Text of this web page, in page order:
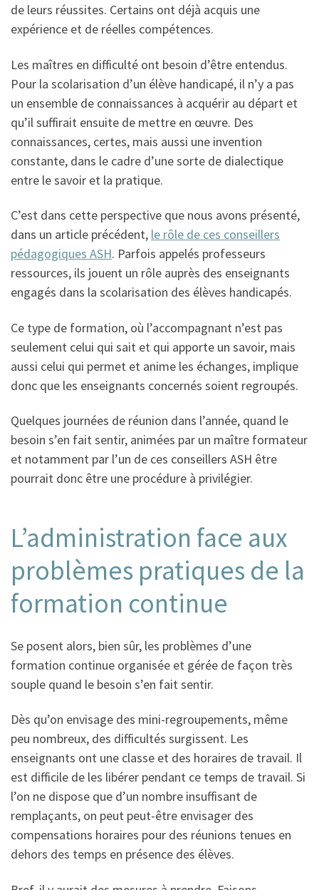
de leurs réussites. Certains ont déjà acquis une
expérience et de réelles compétences.
Les maîtres en difficulté ont besoin d’être entendus.
Pour la scolarisation d’un élève handicapé, il n’y a pas
un ensemble de connaissances à acquérir au départ et
qu’il suffirait ensuite de mettre en œuvre. Des
connaissances, certes, mais aussi une invention
constante, dans le cadre d’une sorte de dialectique
entre le savoir et la pratique.
C’est dans cette perspective que nous avons présenté,
dans un article précédent, le rôle de ces conseillers
pédagogiques ASH. Parfois appelés professeurs
ressources, ils jouent un rôle auprès des enseignants
engagés dans la scolarisation des élèves handicapés.
Ce type de formation, où l’accompagnant n’est pas
seulement celui qui sait et qui apporte un savoir, mais
aussi celui qui permet et anime les échanges, implique
donc que les enseignants concernés soient regroupés.
Quelques journées de réunion dans l’année, quand le
besoin s’en fait sentir, animées par un maître formateur
et notamment par l’un de ces conseillers ASH être
pourrait donc être une procédure à privilégier.
L’administration face aux
problèmes pratiques de la
formation continue
Se posent alors, bien sûr, les problèmes d’une
formation continue organisée et gérée de façon très
souple quand le besoin s’en fait sentir.
Dès qu’on envisage des mini-regroupements, même
peu nombreux, des difficultés surgissent. Les
enseignants ont une classe et des horaires de travail. Il
est difficile de les libérer pendant ce temps de travail. Si
l’on ne dispose que d’un nombre insuffisant de
remplaçants, on peut peut-être envisager des
compensations horaires pour des réunions tenues en
dehors des temps en présence des élèves.